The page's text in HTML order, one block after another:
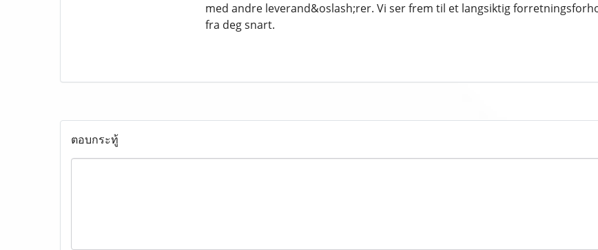
med andre leverand&oslash;rer. Vi ser frem til et langsiktig
fra deg snart.
ตอบกระทู้